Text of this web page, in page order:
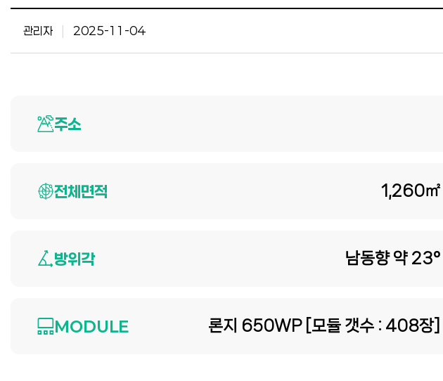
관리자 2025-11-04
주소
전체면적 1,260㎡
방위각 남동향 약 23°
MODULE 론지 650WP [모듈 갯수 : 408장]